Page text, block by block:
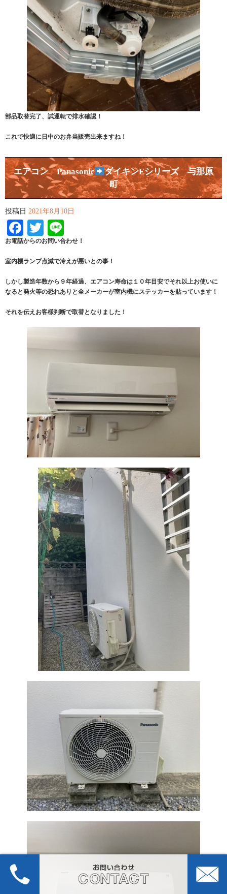
部品取替完了、試運転で排水確認！
これで快適に日中のお弁当販売出来ますね！
エアコン Panasonic
ダイキンEシリーズ 与那原
町
投稿日 2021年8月10日
Facebook
Twitter
お電話からのお問い合わせ！
室内機ランプ点滅で冷えが悪いとの事！
しかし製造年数から９年経過、エアコン寿命は１０年目安でそれ以上お使いに
なると発火等の恐れありと全メーカーが室内機にステッカーを貼っています！
それを伝えお客様判断で取替となりました！